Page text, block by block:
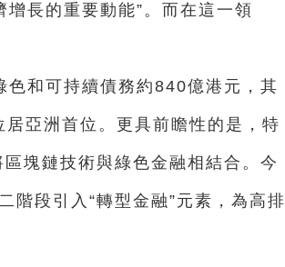
增長的重要動能”。而在這一領
和可持續債務約840億港元，其
亞洲首位。更具前瞻性的是，特
塊鏈技術與綠色金融相結合。今
階段引入“轉型金融”元素，為高排